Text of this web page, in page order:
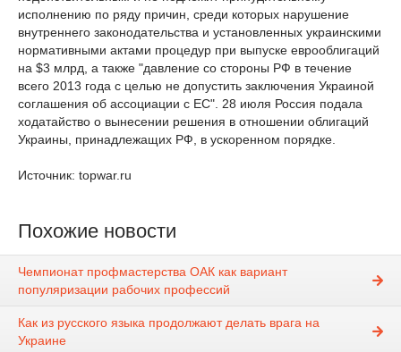
исполнению по ряду причин, среди которых нарушение
внутреннего законодательства и установленных украинскими
нормативными актами процедур при выпуске еврооблигаций
на $3 млрд, а также "давление со стороны РФ в течение
всего 2013 года с целью не допустить заключения Украиной
соглашения об ассоциации с ЕС". 28 июля Россия подала
ходатайство о вынесении решения в отношении облигаций
Украины, принадлежащих РФ, в ускоренном порядке.
Источник: topwar.ru
Похожие новости
Чемпионат профмастерства ОАК как вариант
популяризации рабочих профессий
Как из русского языка продолжают делать врага на
Украине